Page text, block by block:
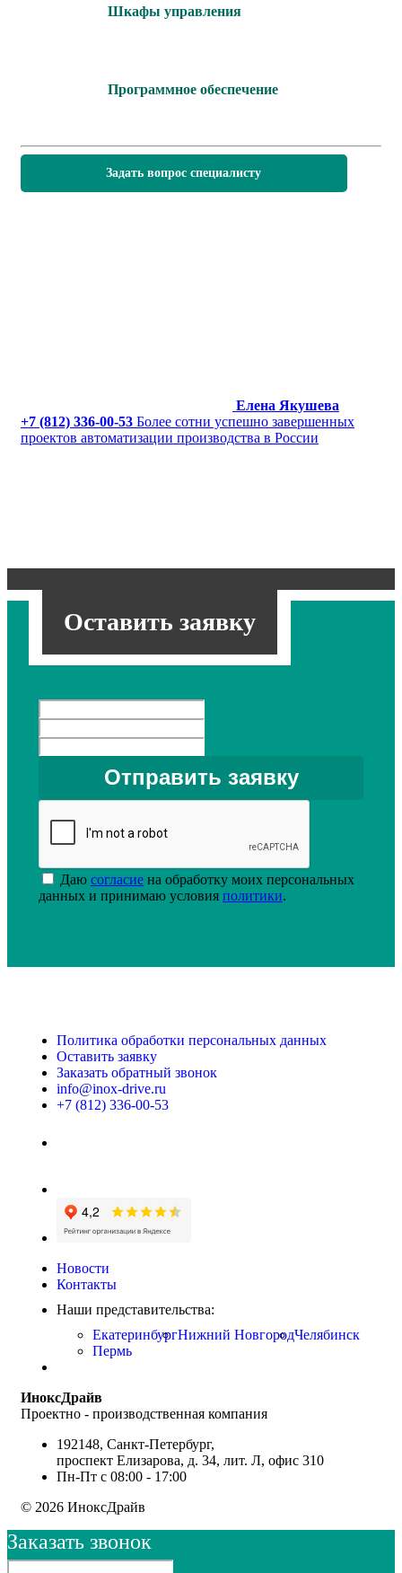
Шкафы управления
Программное обеспечение
Задать вопрос специалисту
Елена Якушева
+7 (812) 336-00-53 Более сотни успешно завершенных
проектов автоматизации производства в России
Оставить заявку
Даю согласие на обработку моих персональных
данных и принимаю условия политики.
Политика обработки персональных данных
Оставить заявку
Заказать обратный звонок
info@inox-drive.ru
+7 (812) 336-00-53
Новости
Контакты
Наши представительства:
ЕкатеринбургНижний НовгородЧелябинск
Пермь
ИноксДрайв
Проектно - производственная компания
192148, Санкт-Петербург,
проспект Елизарова, д. 34, лит. Л, офис 310
Пн-Пт с 08:00 - 17:00
© 2026 ИноксДрайв
Заказать звонок